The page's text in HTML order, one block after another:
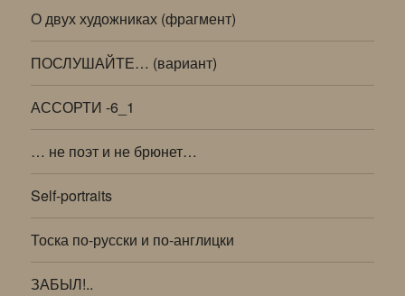
О двух художниках (фрагмент)
ПОСЛУШАЙТЕ… (вариант)
АССОРТИ -6_1
… не поэт и не брюнет…
Self-portraits
Тоска по-русски и по-англицки
ЗАБЫЛ!..